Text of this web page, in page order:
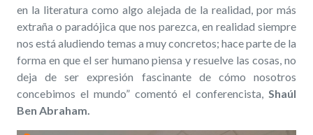
en la literatura como algo alejada de la realidad, por más
extraña o paradójica que nos parezca, en realidad siempre
nos está aludiendo temas a muy concretos; hace parte de la
forma en que el ser humano piensa y resuelve las cosas, no
deja de ser expresión fascinante de cómo nosotros
concebimos el mundo” comentó el conferencista, Shaúl
Ben Abraham.